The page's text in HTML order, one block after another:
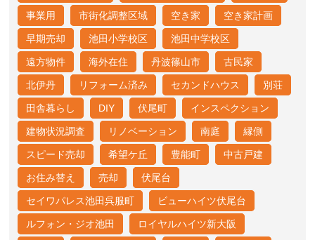
事業用 市街化調整区域 空き家 空き家計画
早期売却 池田小学校区 池田中学校区
遠方物件 海外在住 丹波篠山市 古民家
北伊丹 リフォーム済み セカンドハウス 別荘
田舎暮らし DIY 伏尾町 インスペクション
建物状況調査 リノベーション 南庭 縁側
スピード売却 希望ケ丘 豊能町 中古戸建
お住み替え 売却 伏尾台
セイワパレス池田呉服町 ビューハイツ伏尾台
ルフォン・ジオ池田 ロイヤルハイツ新大阪